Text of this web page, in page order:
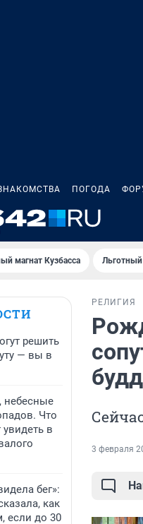
ПОГОДА
магнат Кузбасса
решить
— вы в
небесные
Что
увидеть в
бег»:
как
если до 30
РЕЛИГИЯ
3 февраля